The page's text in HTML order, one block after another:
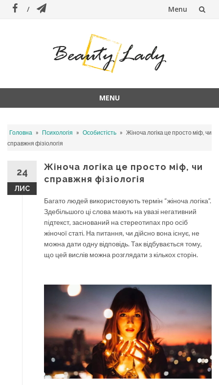
Menu
MENU
content
Головна » Психологія » Особистість » Жіноча логіка це просто міф, чи
справжня фізіологія
24
ЛИС
Жіноча логіка це просто міф, чи
справжня фізіологія
Багато людей використовують термін “жіноча логіка”.
Здебільшого ці слова мають на увазі негативний
підтекст, заснований на стереотипах про осіб
жіночої статі. На питання, чи дійсно вона існує, не
можна дати одну відповідь. Так відбувається тому,
що цей вислів можна розглядати з кількох сторін.